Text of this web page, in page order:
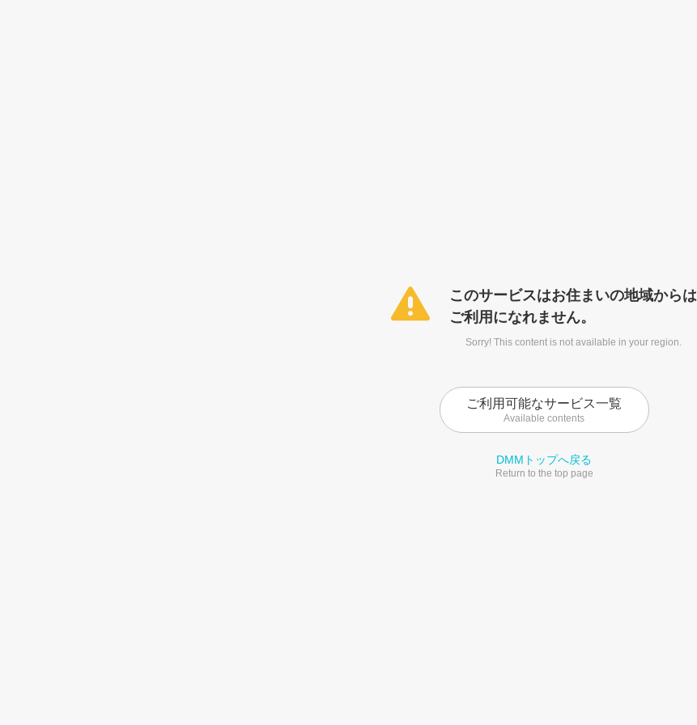
このサービスはお住まいの地域からは
ご利用になれません。
Sorry! This content is not available in your region.
ご利用可能なサービス一覧
Available contents
DMMトップへ戻る
Return to the top page